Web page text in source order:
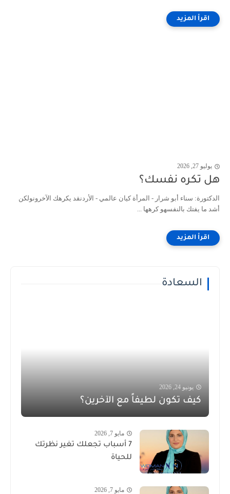
يوليو 27, 2026
هل تكره نفسك؟
الدكتورة: سناء أبو شرار - المرأة كيان عالمي - الأردنقد يكرهك الآخرونولكن
أشد ما يفتك بالنفسهو كرهها ...
السعادة
يونيو 24, 2026
كيف تكون لطيفاً مع الآخرين؟
مايو 7, 2026
7 أسباب تجعلك تغير نظرتك
للحياة
مايو 7, 2026